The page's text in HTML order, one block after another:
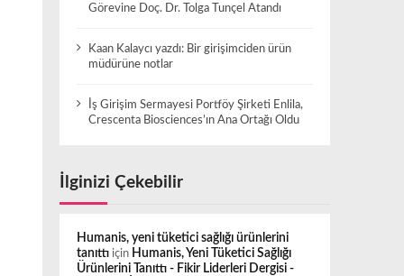
Görevine Doç. Dr. Tolga Tunçel Atandı
Kaan Kalaycı yazdı: Bir girişimciden ürün
müdürüne notlar
İş Girişim Sermayesi Portföy Şirketi Enlila,
Crescenta Biosciences’ın Ana Ortağı Oldu
İlginizi Çekebilir
Humanis, yeni tüketici sağlığı ürünlerini
tanıttıiçin Humanis, Yeni Tüketici Sağlığı
Ürünlerini Tanıttı - Fikir Liderleri Dergisi -